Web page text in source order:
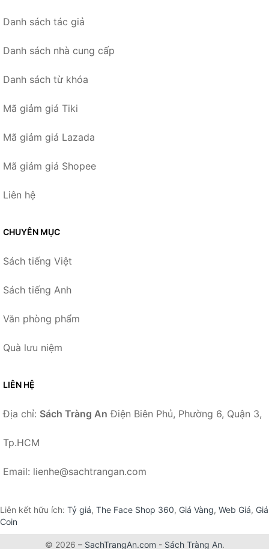
Danh sách tác giả
Danh sách nhà cung cấp
Danh sách từ khóa
Mã giảm giá Tiki
Mã giảm giá Lazada
Mã giảm giá Shopee
Liên hệ
CHUYÊN MỤC
Sách tiếng Việt
Sách tiếng Anh
Văn phòng phẩm
Quà lưu niệm
LIÊN HỆ
Địa chỉ: Sách Tràng An Điện Biên Phủ, Phường 6, Quận 3,
Tp.HCM
Email: lienhe@sachtrangan.com
Liên kết hữu ích: Tỷ giá, The Face Shop 360, Giá Vàng, Web Giá, Giá
Coin
© 2026 – SachTrangAn.com - Sách Tràng An.